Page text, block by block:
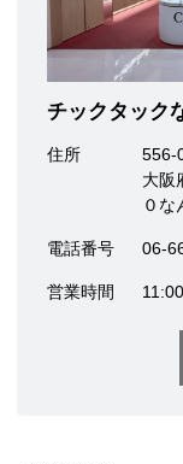
チックタック
住所
556-
大阪
０な
電話番号 06-
営業時間